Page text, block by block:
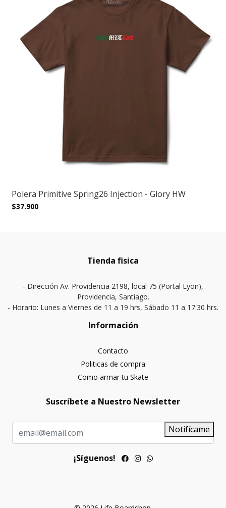
Polera Primitive Spring26 Injection - Glory HW
$37.900
Tienda fisica
- Dirección Av. Providencia 2198, local 75 (Portal Lyon),
Providencia, Santiago.
- Horario: Lunes a Viernes de 11 a 19 hrs, Sábado 11 a 17:30 hrs.
Información
Contacto
Politicas de compra
Como armar tu Skate
Suscríbete a Nuestro Newsletter
Notifícame
¡Síguenos!